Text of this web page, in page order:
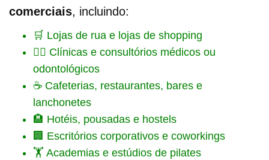
comerciais, incluindo:
🛒 Lojas de rua e lojas de shopping
🧑‍⚕️ Clínicas e consultórios médicos ou
odontológicos
☕ Cafeterias, restaurantes, bares e
lanchonetes
🏨 Hotéis, pousadas e hostels
🏢 Escritórios corporativos e coworkings
🏋️ Academias e estúdios de pilates